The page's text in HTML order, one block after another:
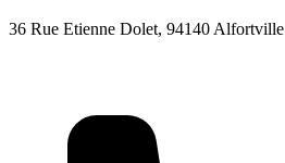
36 Rue Etienne Dolet, 94140 Alfortville